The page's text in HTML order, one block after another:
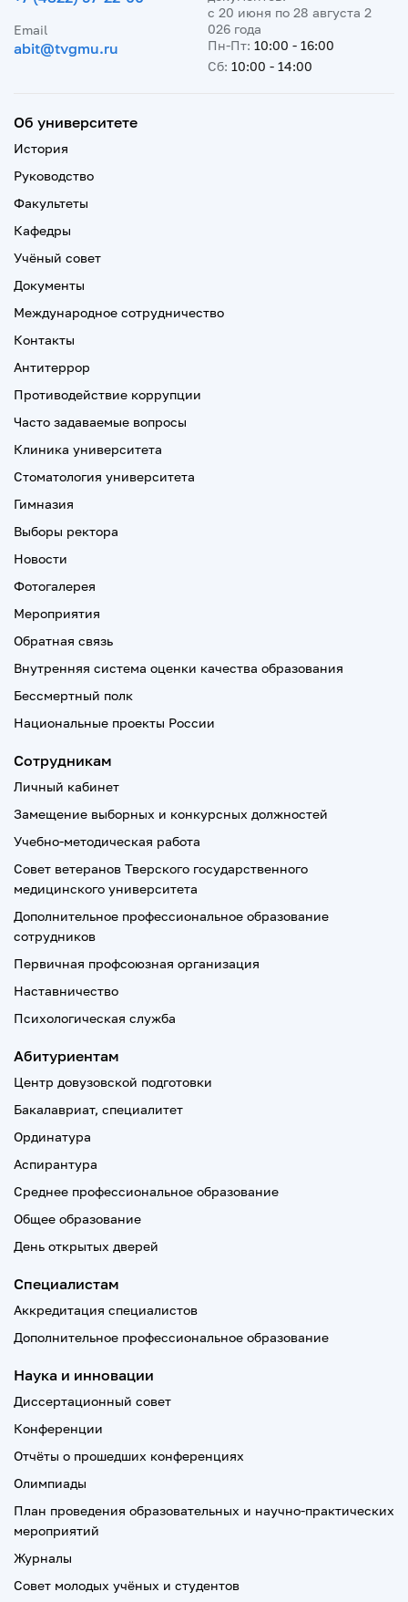
Email
abit@tvgmu.ru
с 20 июня по 28 августа 2
026 года
Пн-Пт: 10:00 - 16:00
Сб: 10:00 - 14:00
Об университете
История
Руководство
Факультеты
Кафедры
Учёный совет
Документы
Международное сотрудничество
Контакты
Антитеррор
Противодействие коррупции
Часто задаваемые вопросы
Клиника университета
Стоматология университета
Гимназия
Выборы ректора
Новости
Фотогалерея
Мероприятия
Обратная связь
Внутренняя система оценки качества образования
Бессмертный полк
Национальные проекты России
Сотрудникам
Личный кабинет
Замещение выборных и конкурсных должностей
Учебно-методическая работа
Совет ветеранов Тверского государственного
медицинского университета
Дополнительное профессиональное образование
сотрудников
Первичная профсоюзная организация
Наставничество
Психологическая служба
Абитуриентам
Центр довузовской подготовки
Бакалавриат, специалитет
Ординатура
Аспирантура
Среднее профессиональное образование
Общее образование
День открытых дверей
Специалистам
Аккредитация специалистов
Дополнительное профессиональное образование
Наука и инновации
Диссертационный совет
Конференции
Отчёты о прошедших конференциях
Олимпиады
План проведения образовательных и научно-практических
мероприятий
Журналы
Совет молодых учёных и студентов